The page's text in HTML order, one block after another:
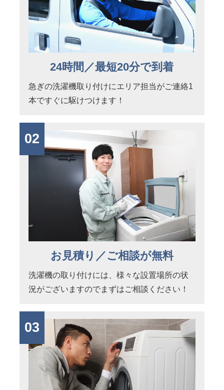
24時間／最短20分で到着
急ぎの洗濯機取り付けにエリア担当がご連絡1
本ですぐに駆けつけます！
02
お見積り／ご相談が無料
洗濯機の取り付けには、様々な設置場所の状
況がございますのでまずはご相談ください！
03